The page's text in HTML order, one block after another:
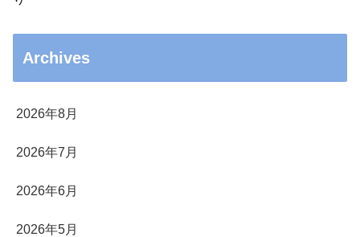
Archives
2026年8月
2026年7月
2026年6月
2026年5月